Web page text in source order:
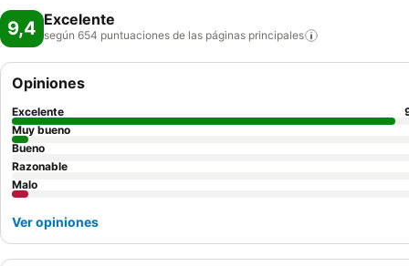
9,4 Excelente
según 654 puntuaciones de las páginas principales
Opiniones
Excelente
Muy bueno
Bueno
Razonable
Malo
Ver opiniones